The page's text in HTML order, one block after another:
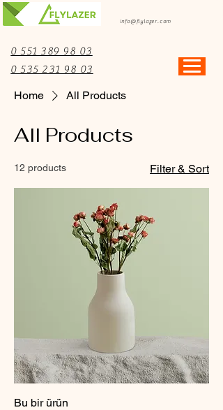
0 551 389 98 03
0 535 231 98 03
info@flylazer.com
Home All Products
All Products
12 products Filter & Sort
Bu bir ürün